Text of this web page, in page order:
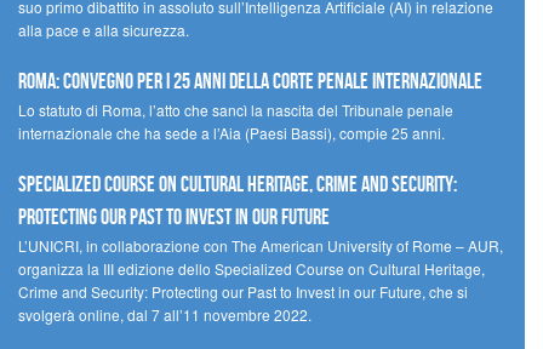
suo primo dibattito in assoluto sull’Intelligenza Artificiale (AI) in relazione
alla pace e alla sicurezza.
Roma: convegno per i 25 anni della Corte penale internazionale
Lo statuto di Roma, l’atto che sancì la nascita del Tribunale penale
internazionale che ha sede a l’Aia (Paesi Bassi), compie 25 anni.
Specialized Course on Cultural Heritage, Crime and Security:
Protecting our Past to Invest in our Future
L’UNICRI, in collaborazione con The American University of Rome – AUR,
organizza la III edizione dello Specialized Course on Cultural Heritage,
Crime and Security: Protecting our Past to Invest in our Future, che si
svolgerà online, dal 7 all’11 novembre 2022.